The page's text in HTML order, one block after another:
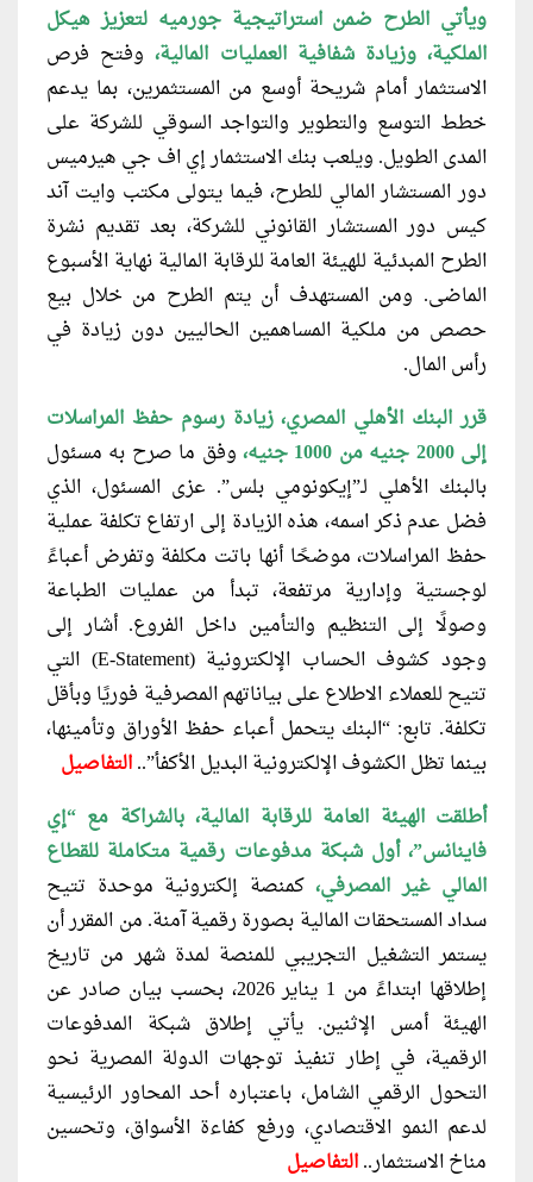
ويأتي الطرح ضمن استراتيجية جورميه لتعزيز هيكل
الملكية، وزيادة شفافية العمليات المالية، وفتح فرص
الاستثمار أمام شريحة أوسع من المستثمرين، بما يدعم
خطط التوسع والتطوير والتواجد السوقي للشركة على
المدى الطويل. ويلعب بنك الاستثمار إي اف جي هيرميس
دور المستشار المالي للطرح، فيما يتولى مكتب وايت آند
كيس دور المستشار القانوني للشركة، بعد تقديم نشرة
الطرح المبدئية للهيئة العامة للرقابة المالية نهاية الأسبوع
الماضى. ومن المستهدف أن يتم الطرح من خلال بيع
حصص من ملكية المساهمين الحاليين دون زيادة في
رأس المال.
قرر البنك الأهلي المصري، زيادة رسوم حفظ المراسلات
إلى 2000 جنيه من 1000 جنيه،
وفق ما صرح به مسئول
بالبنك الأهلي لـ”إيكونومي بلس”. عزى المسئول، الذي
فضل عدم ذكر اسمه، هذه الزيادة إلى ارتفاع تكلفة عملية
حفظ المراسلات، موضحًا أنها باتت مكلفة وتفرض أعباءً
لوجستية وإدارية مرتفعة، تبدأ من عمليات الطباعة
وصولًا إلى التنظيم والتأمين داخل الفروع. أشار إلى
وجود كشوف الحساب الإلكترونية (E-Statement) التي
تتيح للعملاء الاطلاع على بياناتهم المصرفية فوريًا وبأقل
تكلفة. تابع: “البنك يتحمل أعباء حفظ الأوراق وتأمينها،
بينما تظل الكشوف الإلكترونية البديل الأكفأ”..التفاصيل
أطلقت الهيئة العامة للرقابة المالية، بالشراكة مع “إي
فاينانس”، أول شبكة مدفوعات رقمية متكاملة للقطاع
المالي غير المصرفي، كمنصة إلكترونية موحدة تتيح
سداد المستحقات المالية بصورة رقمية آمنة. من المقرر أن
يستمر التشغيل التجريبي للمنصة لمدة شهر من تاريخ
إطلاقها ابتداءً من 1 يناير 2026، بحسب بيان صادر عن
الهيئة أمس الإثنين. يأتي إطلاق شبكة المدفوعات
الرقمية، في إطار تنفيذ توجهات الدولة المصرية نحو
التحول الرقمي الشامل، باعتباره أحد المحاور الرئيسية
لدعم النمو الاقتصادي، ورفع كفاءة الأسواق، وتحسين
مناخ الاستثمار..التفاصيل